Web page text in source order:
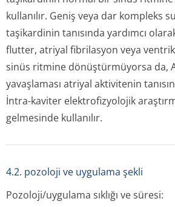
kullanılır. Geniş veya dar kompleks
taşikardinin tanısında yardımcı
flutter, atriyal fibrilasyon veya
sinüs ritmine dönüştürmüyorsa da,
yavaşlaması atriyal aktivitenin
İntra-kaviter elektrofizyolojik
gelmesinde kullanılır.
4.2. pozoloji ve uygulama şekli
Pozoloji/uygulama sıklığı ve süresi: